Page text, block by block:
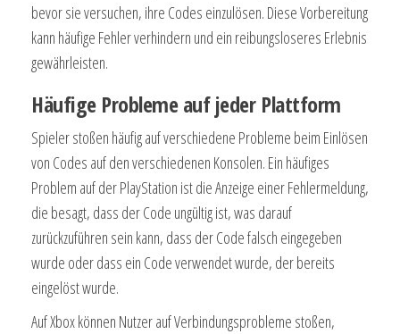
bevor sie versuchen, ihre Codes einzulösen. Diese Vorbereitung
kann häufige Fehler verhindern und ein reibungsloseres Erlebnis
gewährleisten.
Häufige Probleme auf jeder Plattform
Spieler stoßen häufig auf verschiedene Probleme beim Einlösen
von Codes auf den verschiedenen Konsolen. Ein häufiges
Problem auf der PlayStation ist die Anzeige einer Fehlermeldung,
die besagt, dass der Code ungültig ist, was darauf
zurückzuführen sein kann, dass der Code falsch eingegeben
wurde oder dass ein Code verwendet wurde, der bereits
eingelöst wurde.
Auf Xbox können Nutzer auf Verbindungsprobleme stoßen,